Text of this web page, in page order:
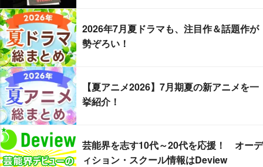
2026年7月夏ドラマも、注目作＆話題作が
勢ぞろい！
【夏アニメ2026】7月期夏の新アニメを一
挙紹介！
芸能界を志す10代～20代を応援！ オーデ
ィション・スクール情報はDeview